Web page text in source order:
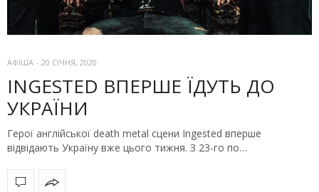
АФІША - 20 СІЧНЯ, 2020
INGESTED ВПЕРШЕ ЇДУТЬ ДО
УКРАЇНИ
Герої англійської death metal сцени Ingested вперше
відвідають Україну вже цього тижня. З 23-го по…